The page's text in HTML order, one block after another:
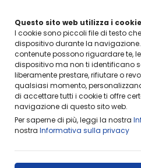
Questo sito web utilizza i cookie
I cookie sono piccoli file di testo
dispositivo durante la
contenute possono riguardare te,
dispositivo ma non ti identificano
liberamente prestare, rifiutare o
qualsiasi momento,
di accettare tutti i cookie ti offre
navigazione di questo sito web.
Per saperne di più, leggi la nostra
nostra Informativa sulla privacy
Home Catalogo PIANOFORTI
Disponibilita' di tutte le migliori